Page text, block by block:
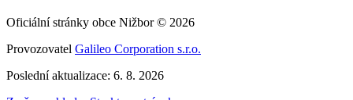
Oficiální stránky obce Nižbor © 2026
Provozovatel Galileo Corporation s.r.o.
Poslední aktualizace: 6. 8. 2026